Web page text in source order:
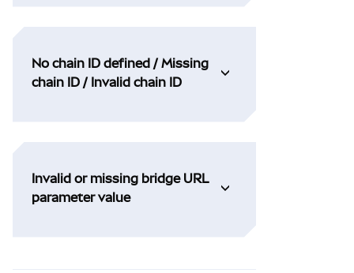
No chain ID defined / Missing
chain ID / Invalid chain ID
Invalid or missing bridge URL
parameter value